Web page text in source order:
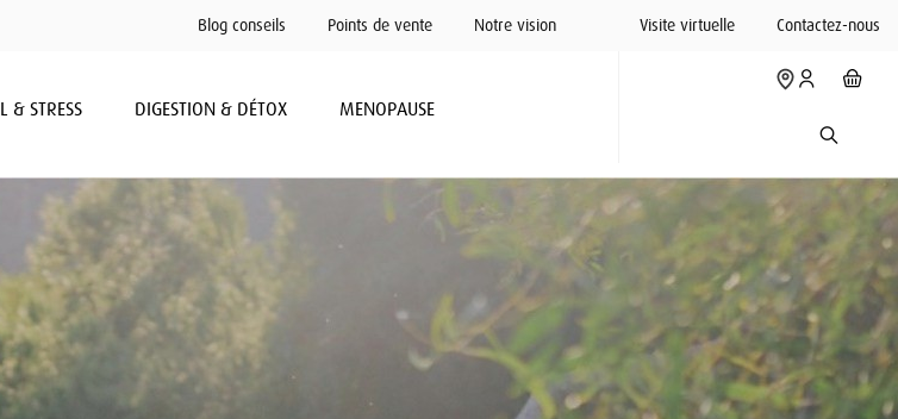
Blog conseils Points de vente Notre vision Visite virtuelle Contactez-nous
& STRESS DIGESTION & DÉTOX MENOPAUSE